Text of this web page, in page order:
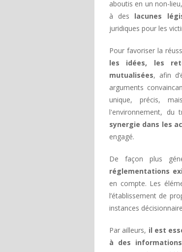
aboutis en un non-
à des lacunes
juridiques pour les
Pour favoriser la
les idées, les
mutualisées, afin
arguments
unique, précis,
l'environnement, du
synergie dans les
engagé.
De façon plus
réglementations
en compte. Les
l’établissement de
instances
Par ailleurs, il est
à des